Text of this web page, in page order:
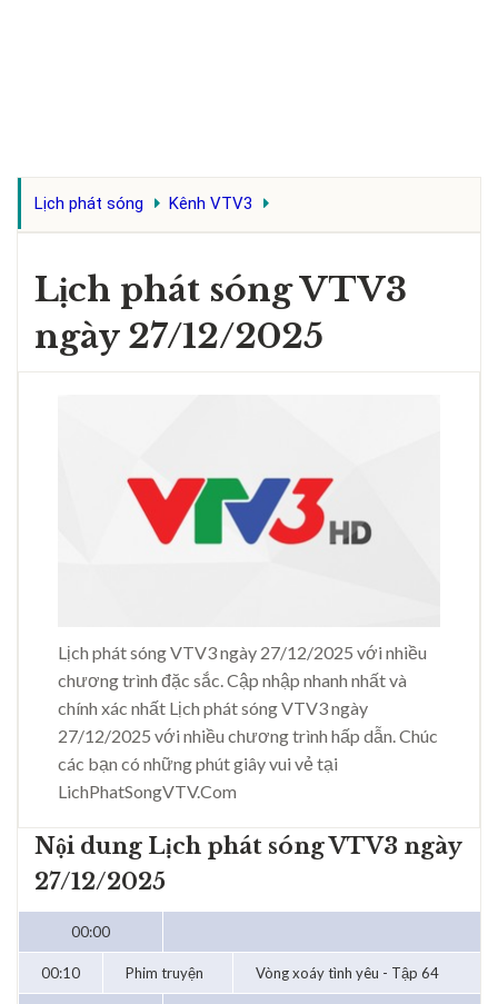
Lịch phát sóng Kênh VTV3
Lịch phát sóng VTV3
ngày 27/12/2025
Lịch phát sóng VTV3 ngày 27/12/2025 với nhiều
chương trình đặc sắc. Cập nhập nhanh nhất và
chính xác nhất Lịch phát sóng VTV3 ngày
27/12/2025 với nhiều chương trình hấp dẫn. Chúc
các bạn có những phút giây vui vẻ tại
LichPhatSongVTV.Com
Nội dung Lịch phát sóng VTV3 ngày
27/12/2025
00:00
00:10 Phim truyện Vòng xoáy tình yêu - Tập 64